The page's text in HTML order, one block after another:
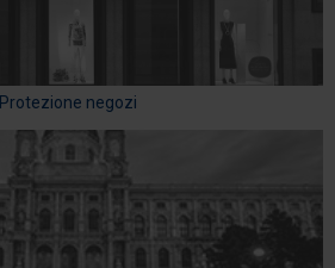
Protezione negozi